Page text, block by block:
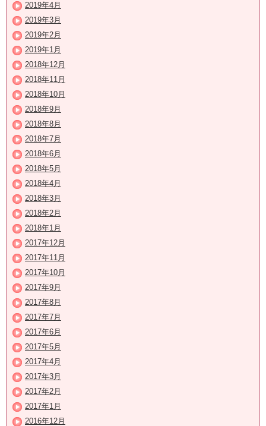
2019年4月
2019年3月
2019年2月
2019年1月
2018年12月
2018年11月
2018年10月
2018年9月
2018年8月
2018年7月
2018年6月
2018年5月
2018年4月
2018年3月
2018年2月
2018年1月
2017年12月
2017年11月
2017年10月
2017年9月
2017年8月
2017年7月
2017年6月
2017年5月
2017年4月
2017年3月
2017年2月
2017年1月
2016年12月